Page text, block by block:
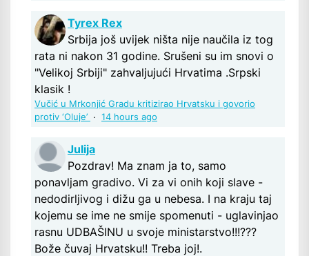
Tyrex Rex
Srbija još uvijek ništa nije naučila iz tog
rata ni nakon 31 godine. Srušeni su im snovi o
"Velikoj Srbiji" zahvaljujući Hrvatima .Srpski
klasik !
Vučić u Mrkonjić Gradu kritizirao Hrvatsku i govorio
protiv ‘Oluje’ · 14 hours ago
Julija
Pozdrav! Ma znam ja to, samo
ponavljam gradivo. Vi za vi onih koji slave -
nedodirljivog i dižu ga u nebesa. I na kraju taj
kojemu se ime ne smije spomenuti - uglavinjao
rasnu UDBAŠINU u svoje ministarstvo!!!???
Bože čuvaj Hrvatsku!! Treba joj!.